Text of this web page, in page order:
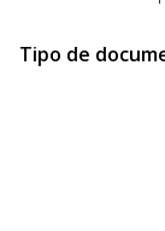
Tipo de